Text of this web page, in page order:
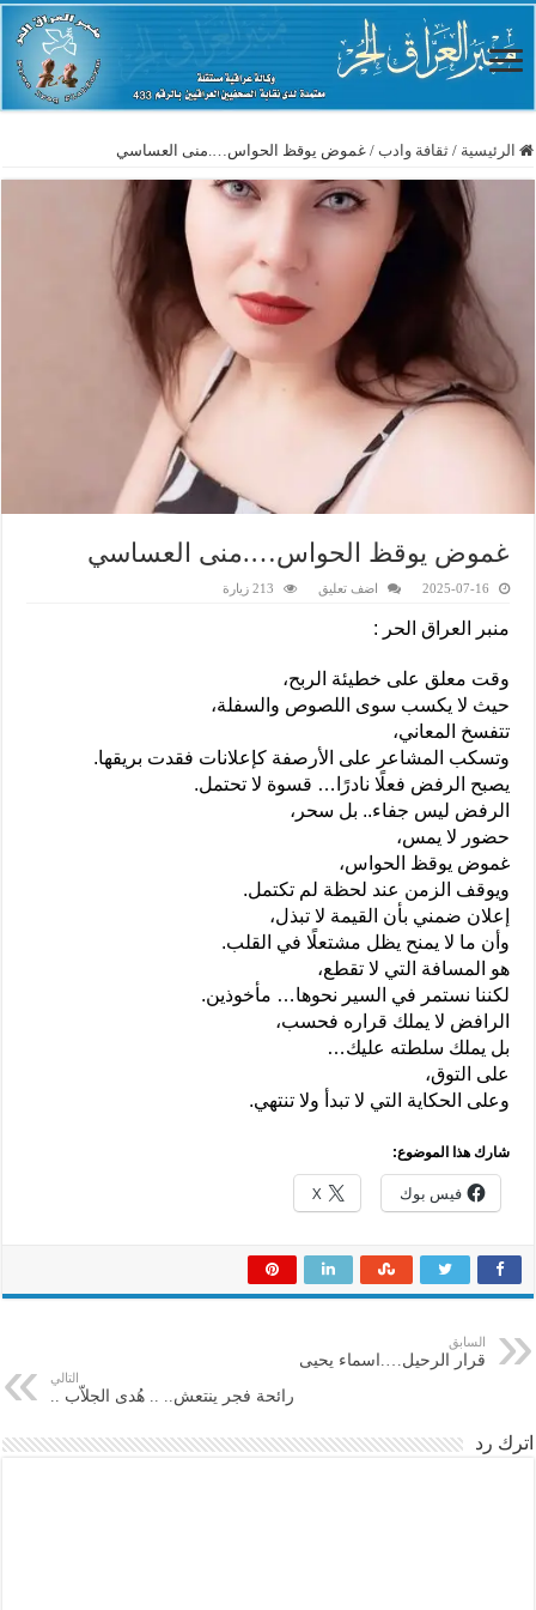
الرئيسية / ثقافة وادب / غموض يوقظ الحواس….منى العساسي
غموض يوقظ الحواس….منى العساسي
2025-07-16 اضف تعليق 213 زيارة
منبر العراق الحر :
وقت معلق على خطيئة الربح،
حيث لا يكسب سوى اللصوص والسفلة،
تتفسخ المعاني،
وتسكب المشاعر على الأرصفة كإعلانات فقدت بريقها.
يصبح الرفض فعلًا نادرًا… قسوة لا تحتمل.
الرفض ليس جفاء.. بل سحر،
حضور لا يمس،
غموض يوقظ الحواس،
ويوقف الزمن عند لحظة لم تكتمل.
إعلان ضمني بأن القيمة لا تبذل،
وأن ما لا يمنح يظل مشتعلًا في القلب.
هو المسافة التي لا تقطع،
لكننا نستمر في السير نحوها… مأخوذين.
الرافض لا يملك قراره فحسب،
بل يملك سلطته عليك…
على التوق،
وعلى الحكاية التي لا تبدأ ولا تنتهي.
شارك هذا الموضوع:
فيس بوك X
السابق
قرار الرحيل….اسماء يحيى
التالي
رائحة فجر ينتعش.. .. هُدى الجلاّب ..
اترك رد